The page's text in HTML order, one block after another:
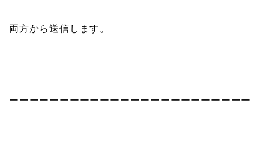
両方から送信します。
ーーーーーーーーーーーーーーーーーーーーーーーー